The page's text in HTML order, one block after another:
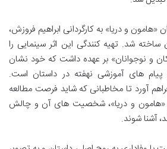
با عنوان «هامون و دریا» به کارگردانی ابراهیم فروزش،
شد. تهیه کنندگی این اثر سینمایی را
و نوجوانان» بر عهده داشت که خود نشان
های آموزشی نهفته در داستان است.
آورد تا مخاطبانی که شاید فرصت مطالعه
«هامون و دریا»، شخصیت های آن و چالش
آشنا شوند.